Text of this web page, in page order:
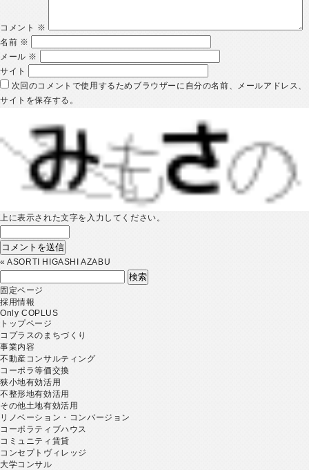
コメント ※
名前 ※
メール ※
サイト
次回のコメントで使用するためブラウザーに自分の名前、メールアドレス、
サイトを保存する。
上に表示された文字を入力してください。
«ASORTI HIGASHI AZABU
索:
固定ページ
採用情報
Only COPLUS
トップページ
コプラスのまちづくり
事業内容
不動産コンサルティング
コーポラ等価交換
狭小地有効活用
不整形地有効活用
その他土地有効活用
リノベーション・コンバージョン
コーポラティブハウス
コミュニティ賃貸
コンセプトヴィレッジ
大学コンサル